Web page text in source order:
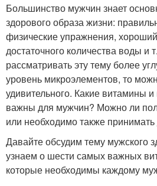
Большинство мужчин знает
здорового образа жизни:
физические упражнения,
достаточного количества воды и
рассматривать эту тему более
уровень микроэлементов, то
удивительного. Какие витамины
важны для мужчин? Можно ли
или необходимо также
Давайте обсудим тему мужского
узнаем о шести самых важных
которые необходимы каждому